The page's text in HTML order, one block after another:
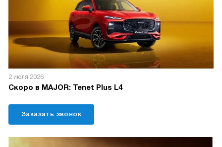
2 июля 2026
Скоро в MAJOR: Tenet Plus L4
Заказать звонок